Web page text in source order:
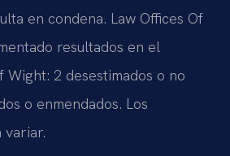
en condena. Law Offices Of
resultados en el
Wight: 2 desestimados o no
o enmendados. Los
variar.